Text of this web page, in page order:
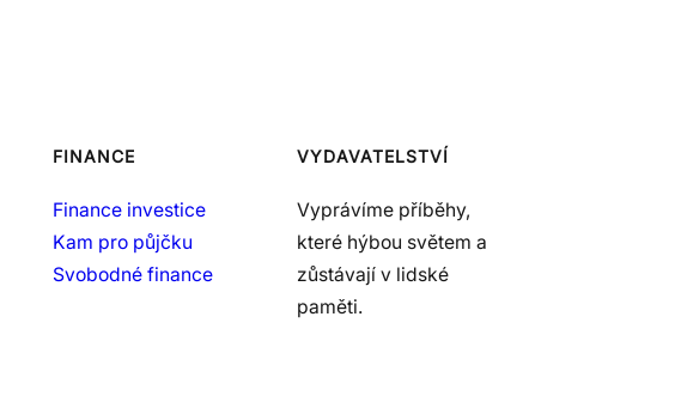
FINANCE
Finance investice
Kam pro půjčku
Svobodné finance
VYDAVATELSTVÍ
Vyprávíme příběhy,
které hýbou světem a
zůstávají v lidské
paměti.